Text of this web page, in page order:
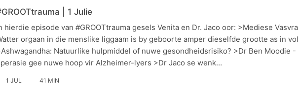
| 1 Julie
hierdie episode van #GROOTtrauma gesels Venita en Dr. Jaco oor: >Mediese
orgaan in die menslike liggaam is by geboorte amper dieselfde grootte as in
Natuurlike hulpmiddel of nuwe gesondheidsrisiko? >Dr Ben Moodie -
gee nuwe hoop vir Alzheimer-lyers >Dr Jaco se wenk…
1 JUL 41 MIN